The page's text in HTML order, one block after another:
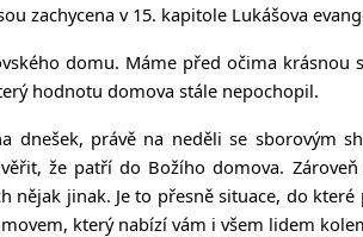
zachycena v 15. kapitole Lukášova
domu. Máme před očima
hodnotu domova stále nepochopil.
dnešek, právě na neděli se sborovým
že patří do Božího domova.
jinak. Je to přesně situace, do
který nabízí vám i všem lidem